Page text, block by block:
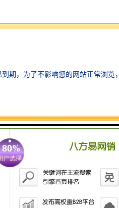
座为写字楼底商，共计2
计2层
有限公司
㎡·月